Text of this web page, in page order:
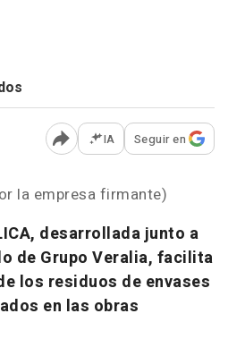
Abrir opciones para
IA Seguir en
la empresa firmante)
desarrollada junto a
de Grupo Veralia, facilita
los residuos de envases
en las obras